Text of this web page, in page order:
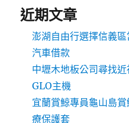
近期文章
澎湖自由行選擇信義
汽車借款
中壢木地板公司尋找
GLO主機
宜蘭賞鯨專員龜山島
療保護套